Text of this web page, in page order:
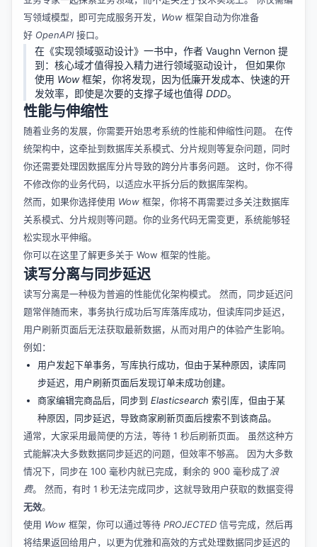
写领域模型，即可完成服务开发， Wow 框架自动为你准备
好 OpenAPI 接口。
在《实现领域驱动设计》一书中，作者 Vaughn Vernon 提
到：核心域才值得投入精力进行领域驱动设计， 但如果你
使用 Wow 框架，你将发现，因为低廉开发成本、快速的开
发效率，即使是次要的支撑子域也值得 DDD。
性能与伸缩性
随着业务的发展，你需要开始思考系统的性能和伸缩性问题。 在传
统架构中，这牵扯到数据库关系模式、分片规则等复杂问题，同时
你还需要处理因数据库分片导致的跨分片事务问题。 这时，你不得
不修改你的业务代码，以适应水平拆分后的数据库架构。
然而，如果你选择使用 Wow 框架，你将不再需要过多关注数据库
关系模式、分片规则等问题。你的业务代码无需变更，系统能够轻
松实现水平伸缩。
你可以在这里了解更多关于 Wow 框架的性能。
读写分离与同步延迟
读写分离是一种极为普遍的性能优化架构模式。 然而，同步延迟问
题常伴随而来，事务执行成功后写库落库成功，但读库同步延迟，
用户刷新页面后无法获取最新数据，从而对用户的体验产生影响。
例如：
用户发起下单事务，写库执行成功，但由于某种原因，读库同
步延迟，用户刷新页面后发现订单未成功创建。
商家编辑完商品后，同步到 Elasticsearch 索引库，但由于某
种原因，同步延迟，导致商家刷新页面后搜索不到该商品。
通常，大家采用最简便的方法，等待 1 秒后刷新页面。 虽然这种方
式能解决大多数数据同步延迟的问题，但效率不够高。 因为大多数
情况下，同步在 100 毫秒内就已完成，剩余的 900 毫秒成了浪
费。 然而，有时 1 秒无法完成同步，这就导致用户获取的数据变得
无效。
使用 Wow 框架，你可以通过等待 PROJECTED 信号完成，然后再
将结果返回给用户，以更为优雅和高效的方式处理数据同步延迟的